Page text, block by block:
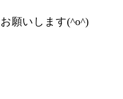
願いします(^o^)